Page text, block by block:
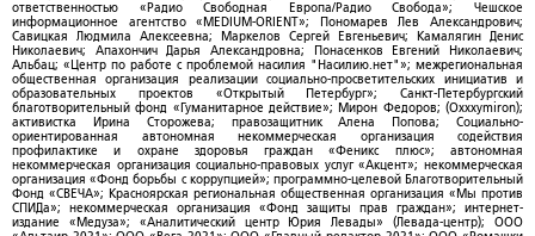
ответственностью «Радио Свободная Европа/Радио Свобода»; Чешское
информационное агентство «MEDIUM-ORIENT»; Пономарев Лев Александрович;
Савицкая Людмила Алексеевна; Маркелов Сергей Евгеньевич; Камалягин Денис
Николаевич; Апахончич Дарья Александровна; Понасенков Евгений Николаевич;
Альбац; «Центр по работе с проблемой насилия "Насилию.нет"»; межрегиональная
общественная организация реализации социально-просветительских инициатив и
образовательных проектов «Открытый Петербург»; Санкт-Петербургский
благотворительный фонд «Гуманитарное действие»; Мирон Федоров; (Oxxxymiron);
активистка Ирина Сторожева; правозащитник Алена Попова; Социально-
ориентированная автономная некоммерческая организация содействия
профилактике и охране здоровья граждан «Феникс плюс»; автономная
некоммерческая организация социально-правовых услуг «Акцент»; некоммерческая
организация «Фонд борьбы с коррупцией»; программно-целевой Благотворительный
Фонд «СВЕЧА»; Красноярская региональная общественная организация «Мы против
СПИДа»; некоммерческая организация «Фонд защиты прав граждан»; интернет-
издание «Медуза»; «Аналитический центр Юрия Левады» (Левада-центр); ООО